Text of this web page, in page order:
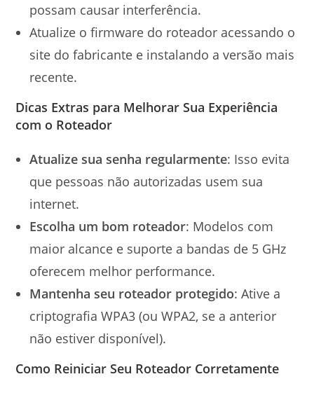
possam causar interferência.
Atualize o firmware do roteador acessando o
site do fabricante e instalando a versão mais
recente.
Dicas Extras para Melhorar Sua Experiência
com o Roteador
Atualize sua senha regularmente: Isso evita
que pessoas não autorizadas usem sua
internet.
Escolha um bom roteador: Modelos com
maior alcance e suporte a bandas de 5 GHz
oferecem melhor performance.
Mantenha seu roteador protegido: Ative a
criptografia WPA3 (ou WPA2, se a anterior
não estiver disponível).
Como Reiniciar Seu Roteador Corretamente